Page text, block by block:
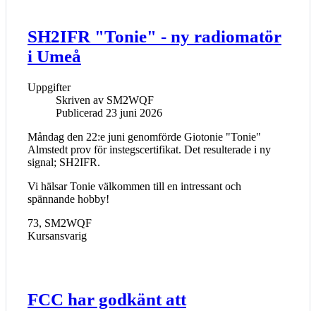
SH2IFR "Tonie" - ny radiomatör
i Umeå
Uppgifter
Skriven av SM2WQF
Publicerad 23 juni 2026
Måndag den 22:e juni genomförde Giotonie "Tonie"
Almstedt prov för instegscertifikat. Det resulterade i ny
signal; SH2IFR.
Vi hälsar Tonie välkommen till en intressant och
spännande hobby!
73, SM2WQF
Kursansvarig
FCC har godkänt att